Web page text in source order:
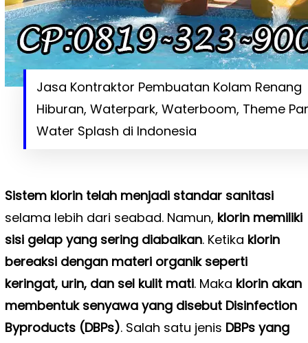
Jasa Kontraktor Pembuatan Kolam Renang
Hiburan, Waterpark, Waterboom, Theme
Water Splash di Indonesia
Sistem klorin telah menjadi standar sanitasi
selama lebih dari seabad. Namun, klorin memiliki
sisi gelap yang sering diabaikan. Ketika klorin
bereaksi dengan materi organik seperti
keringat, urin, dan sel kulit mati. Maka klorin akan
membentuk senyawa yang disebut Disinfection
Byproducts (DBPs). Salah satu jenis DBPs yang